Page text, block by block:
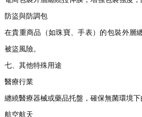
防盜與防調包
在貴重商品（如珠寶、手表）的包裝外層
被盜風險。
七、其他特殊用途
醫療行業
纏繞醫療器械或藥品托盤，確保無菌環境下
航空航天